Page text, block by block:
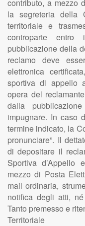
contributo, a mezzo
la segreteria della
territoriale e
controparte
pubblicazione della
reclamo deve
elettronica
sportiva di appello
opera del
dalla
impugnare. In caso
termine indicato, la
pronunciare”. Il
di depositare il
Sportiva
mezzo di Posta
mail ordinaria,
notifica degli atti,
Tanto premesso e
Territoriale